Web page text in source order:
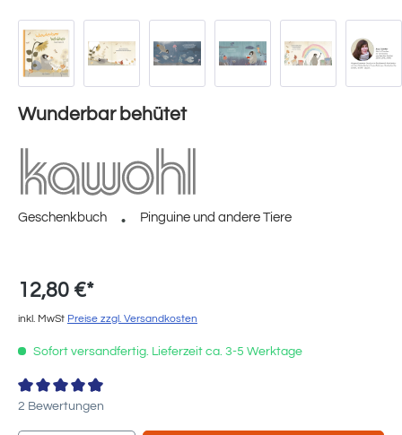
Wunderbar behütet
Geschenkbuch Pinguine und andere Tiere
12,80 €*
inkl. MwSt Preise zzgl. Versandkosten
Sofort versandfertig. Lieferzeit ca. 3-5 Werktage
Durchschnittliche Bewertung von 4.75 von 5 Sternen
2 Bewertungen